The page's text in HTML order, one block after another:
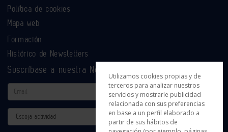
Política de cookies
Mapa web
Formación
Histórico de Newsletters
Suscríbase a nuestra Newsletter
Email
Actividad
Utilizamos cookies propias y de
terceros para analizar nuestros
servicios y mostrarle publicidad
relacionada con sus preferencias
en base a un perfil elaborado a
partir de sus hábitos de